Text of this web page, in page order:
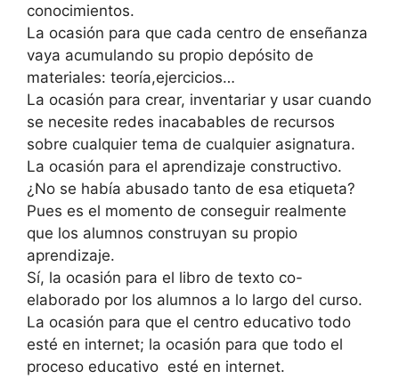
conocimientos.
La ocasión para que cada centro de enseñanza
vaya acumulando su propio depósito de
materiales: teoría,ejercicios…
La ocasión para crear, inventariar y usar cuando
se necesite redes inacabables de recursos
sobre cualquier tema de cualquier asignatura.
La ocasión para el aprendizaje constructivo.
¿No se había abusado tanto de esa etiqueta?
Pues es el momento de conseguir realmente
que los alumnos construyan su propio
aprendizaje.
Sí, la ocasión para el libro de texto co-
elaborado por los alumnos a lo largo del curso.
La ocasión para que el centro educativo todo
esté en internet; la ocasión para que todo el
proceso educativo esté en internet.